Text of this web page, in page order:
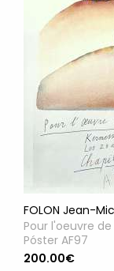
FOLON Jean-
Pour l'oeuvre de
Póster AF97
200.00€